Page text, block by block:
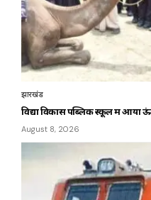
झारखंड
विद्या विकास पब्लिक स्कूल में आया ऊंट,
August 8, 2026